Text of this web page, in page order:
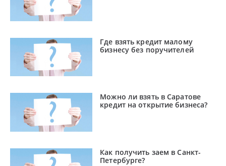
Где взять кредит малому
бизнесу без поручителей
Можно ли взять в Саратове
кредит на открытие бизнеса?
Как получить заем в Санкт-
Петербурге?